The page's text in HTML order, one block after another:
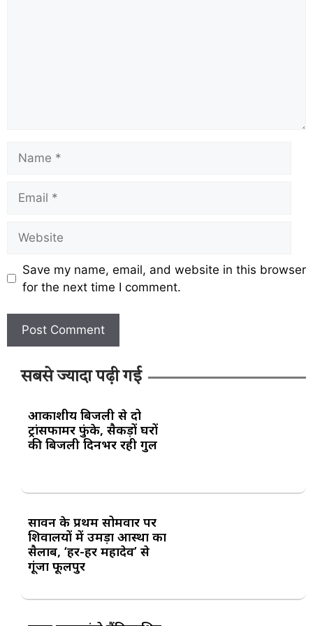
Save my name, email, and website in this browser
for the next time I comment.
सबसे ज्यादा पढ़ी गई
आकाशीय बिजली से दो
ट्रांसफार्मर फुंके, सैकड़ों घरों
की बिजली दिनभर रही गुल
सावन के प्रथम सोमवार पर
शिवालयों में उमड़ा आस्था का
सैलाब, ‘हर-हर महादेव’ से
गूंजा फूलपुर